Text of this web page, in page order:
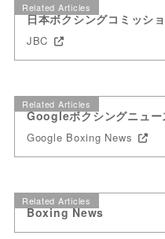
Related Articles
日本ボクシングコミッシ
JBC
Related Articles
Googleボクシングニュー
Google Boxing News
Related Articles
Boxing News